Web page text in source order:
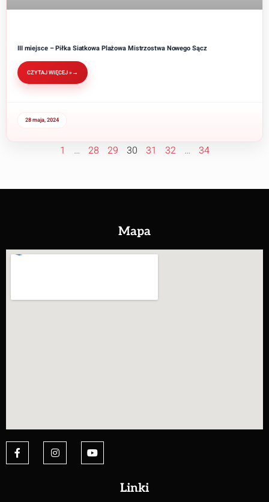
III miejsce – Piłka Siatkowa Plażowa Mistrzostwa Nowego Sącz
CZYTAJ WIĘCEJ »
28 maja, 2024
1 … 28 29 30 31 32 … 34
Mapa
Linki